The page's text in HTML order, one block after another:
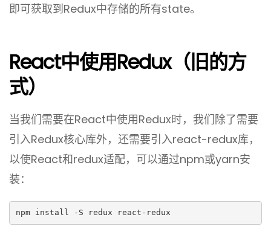
即可获取到Redux中存储的所有state。
React中使用Redux（旧的方
式）
当我们需要在React中使用Redux时，我们除了需要
引入Redux核心库外，还需要引入react-redux库，
以使React和redux适配，可以通过npm或yarn安
装：
npm install -S redux react-redux